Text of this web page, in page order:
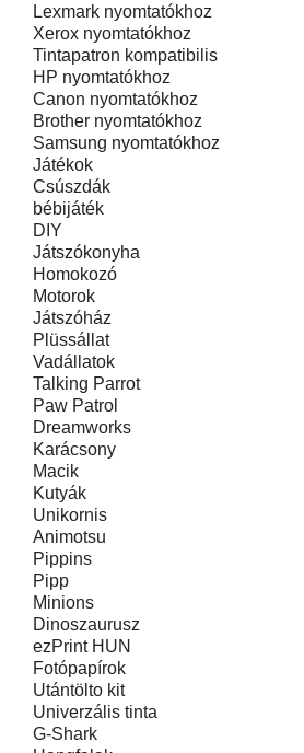
Lexmark nyomtatókhoz
Xerox nyomtatókhoz
Tintapatron kompatibilis
HP nyomtatókhoz
Canon nyomtatókhoz
Brother nyomtatókhoz
Samsung nyomtatókhoz
Játékok
Csúszdák
bébijáték
DIY
Játszókonyha
Homokozó
Motorok
Játszóház
Plüssállat
Vadállatok
Talking Parrot
Paw Patrol
Dreamworks
Karácsony
Macik
Kutyák
Unikornis
Animotsu
Pippins
Pipp
Minions
Dinoszaurusz
ezPrint HUN
Fotópapírok
Utántölto kit
Univerzális tinta
G-Shark